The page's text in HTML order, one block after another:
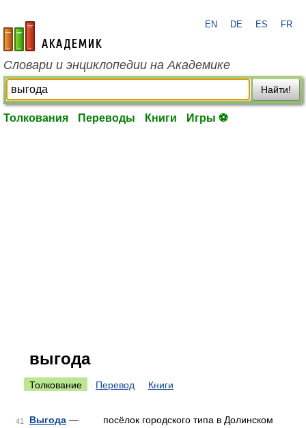
academic.ru
EN DE ES FR
Словари и энциклопедии на Академике
Найти!
Толкования Переводы Книги Игры ⚽
выгода
Толкование Перевод Книги
41 Выгода — посёлок городского типа в Долинском